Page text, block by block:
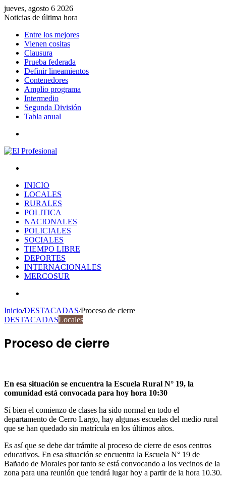
jueves, agosto 6 2026
Noticias de última hora
Entre los mejores
Vienen cositas
Clausura
Prueba federada
Definir lineamientos
Contenedores
Amplio programa
Intermedio
Segunda División
Tabla anual
INICIO
LOCALES
RURALES
POLITICA
NACIONALES
POLICIALES
SOCIALES
TIEMPO LIBRE
DEPORTES
INTERNACIONALES
MERCOSUR
Inicio/DESTACADAS/Proceso de cierre
DESTACADASLocales
Proceso de cierre
En esa situación se encuentra la Escuela Rural N° 19, la
comunidad está convocada para hoy hora 10:30
Sí bien el comienzo de clases ha sido normal en todo el
departamento de Cerro Largo, hay algunas escuelas del medio rural
que se han quedado sin matrícula en los últimos años.
Es así que se debe dar trámite al proceso de cierre de esos centros
educativos. En esa situación se encuentra la Escuela N° 19 de
Bañado de Morales por tanto se está convocando a los vecinos de la
zona para una reunión que tendrá lugar hoy a partir de la hora 10.30.